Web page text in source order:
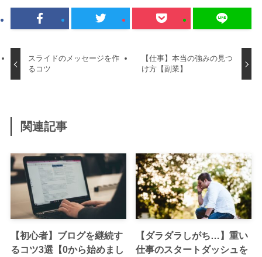
スライドのメッセージを作
るコツ
【仕事】本当の強みの見つ
け方【副業】
関連記事
【初心者】ブログを継続す
るコツ3選【0から始めまし
【ダラダラしがち…】重い
仕事のスタートダッシュを